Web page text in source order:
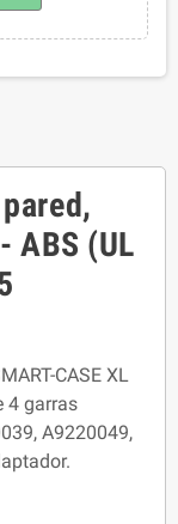
ABS (UL
CASE XL
4 garras
A9220049,